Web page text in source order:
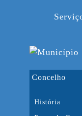
Concelho
História